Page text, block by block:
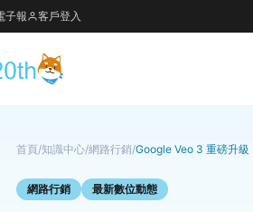
子報 客戶登入
首頁/知識中心/網路行銷/Google Veo 3 重磅升級
網路行銷 最新數位動態